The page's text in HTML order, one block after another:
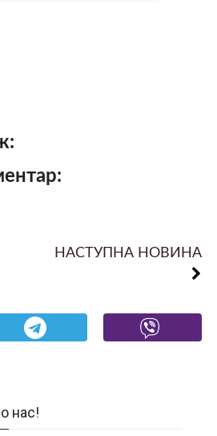
НАСТУПНА НОВИНА
Поділитися
Поділитися
нас!